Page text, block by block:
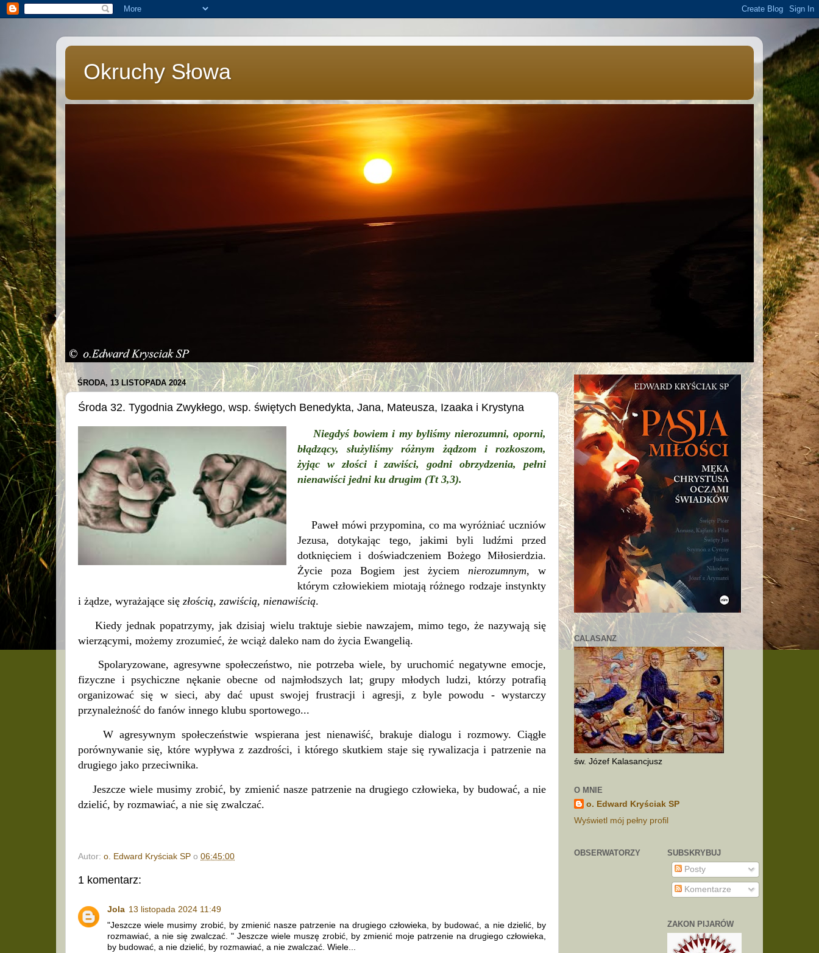
Okruchy Słowa
ŚRODA, 13 LISTOPADA 2024
Środa 32. Tygodnia Zwykłego, wsp. świętych Benedykta, Jana, Mateusza, Izaaka i Krystyna
Niegdyś bowiem i my byliśmy nierozumni, oporni,
błądzący, służyliśmy różnym żądzom i rozkoszom,
żyjąc w złości i zawiści, godni obrzydzenia, pełni
nienawiści jedni ku drugim (Tt 3,3).
Paweł mówi przypomina, co ma wyróżniać uczniów
Jezusa, dotykając tego, jakimi byli ludźmi przed
dotknięciem i doświadczeniem Bożego Miłosierdzia.
Życie poza Bogiem jest życiem nierozumnym, w
którym człowiekiem miotają różnego rodzaje instynkty
i żądze, wyrażające się złością, zawiścią, nienawiścią.
Kiedy jednak popatrzymy, jak dzisiaj wielu traktuje siebie nawzajem, mimo tego, że nazywają się
wierzącymi, możemy zrozumieć, że wciąż daleko nam do życia Ewangelią.
Spolaryzowane, agresywne społeczeństwo, nie potrzeba wiele, by uruchomić negatywne emocje,
fizyczne i psychiczne nękanie obecne od najmłodszych lat; grupy młodych ludzi, którzy potrafią
organizować się w sieci, aby dać upust swojej frustracji i agresji, z byle powodu - wystarczy
przynależność do fanów innego klubu sportowego...
W agresywnym społeczeństwie wspierana jest nienawiść, brakuje dialogu i rozmowy. Ciągłe
porównywanie się, które wypływa z zazdrości, i którego skutkiem staje się rywalizacja i patrzenie na
drugiego jako przeciwnika.
Jeszcze wiele musimy zrobić, by zmienić nasze patrzenie na drugiego człowieka, by budować, a nie
dzielić, by rozmawiać, a nie się zwalczać.
Autor: o. Edward Kryściak SP o 06:45:00
1 komentarz:
Jola 13 listopada 2024 11:49
"Jeszcze wiele musimy zrobić, by zmienić nasze patrzenie na drugiego człowieka, by budować, a nie dzielić, by
rozmawiać, a nie się zwalczać. " Jeszcze wiele muszę zrobić, by zmienić moje patrzenie na drugiego człowieka,
by budować, a nie dzielić, by rozmawiać, a nie zwalczać. Wiele...
CALASANZ
św. Józef Kalasancjusz
O MNIE
o. Edward Kryściak SP
Wyświetl mój pełny profil
OBSERWATORZY
SUBSKRYBUJ
Posty
Komentarze
ZAKON PIJARÓW